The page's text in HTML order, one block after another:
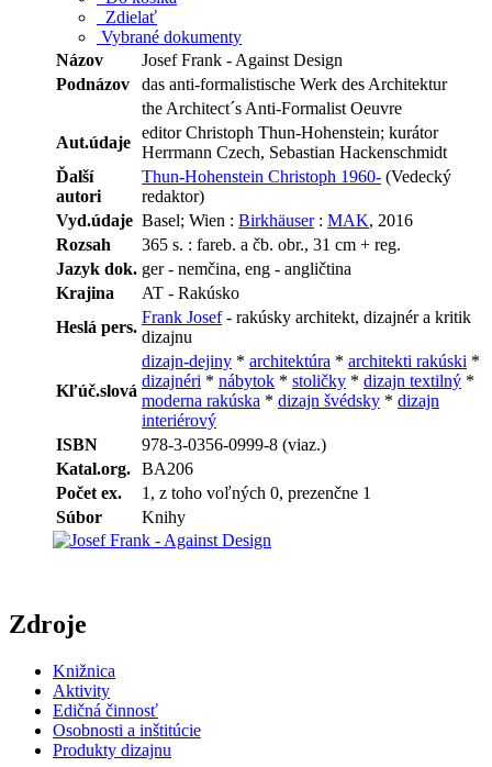
Zdielať
Vybrané dokumenty
Názov
Josef Frank - Against Design
Podnázov
das anti-formalistische Werk des Architektur
the Architect´s Anti-Formalist Oeuvre
Aut.údaje
editor Christoph Thun-Hohenstein; kurátor
Herrmann Czech, Sebastian Hackenschmidt
Ďalší
autori
Thun-Hohenstein Christoph 1960- (Vedecký
redaktor)
Vyd.údaje Basel; Wien : Birkhäuser: MAK, 2016
Rozsah
365 s. : fareb. a čb. obr., 31 cm + reg.
Jazyk dok. ger - nemčina, eng - angličtina
Krajina
AT - Rakúsko
Heslá pers.
Frank Josef- rakúsky architekt, dizajnér a kritik
dizajnu
Kľúč.slová
dizajn-dejiny * architektúra * architekti rakúski *
dizajnéri * nábytok * stoličky * dizajn textilný *
moderna rakúska * dizajn švédsky * dizajn
interiérový
ISBN
978-3-0356-0999-8 (viaz.)
Katal.org. BA206
Počet ex.
1, z toho voľných 0, prezenčne 1
Súbor
Knihy
Zdroje
Knižnica
Aktivity
Edičná činnosť
Osobnosti a inštitúcie
Produkty dizajnu